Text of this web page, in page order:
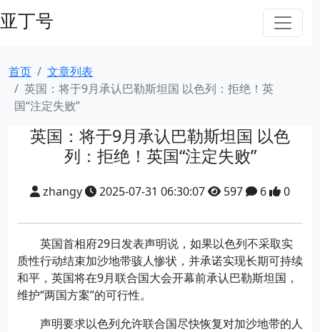
亚丁号
首页
文章列表
英国：将于9月承认巴勒斯坦国 以色列：拒绝！英
国“注定失败”
英国：将于9月承认巴勒斯坦国 以色
列：拒绝！英国“注定失败”
zhangy 2025-07-31 06:30:07 597 6 0
英国首相府29日发表声明说，如果以色列不采取实
质性行动结束加沙地带骇人惨状，并承诺实现长期可持续
和平，英国将在9月联合国大会开幕前承认巴勒斯坦国，
维护“两国方案”的可行性。
声明要求以色列允许联合国尽快恢复对加沙地带的人